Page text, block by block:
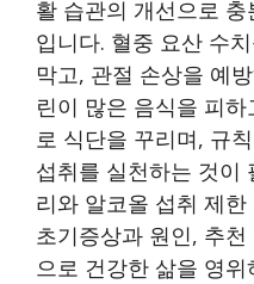
활 습관의 개선으로
입니다. 혈중 요산 수
막고, 관절 손상을 예
린이 많은 음식을 피
로 식단을 꾸리며, 규
섭취를 실천하는 것이
리와 알코올 섭취 제
초기증상과 원인, 추
으로 건강한 삶을 영